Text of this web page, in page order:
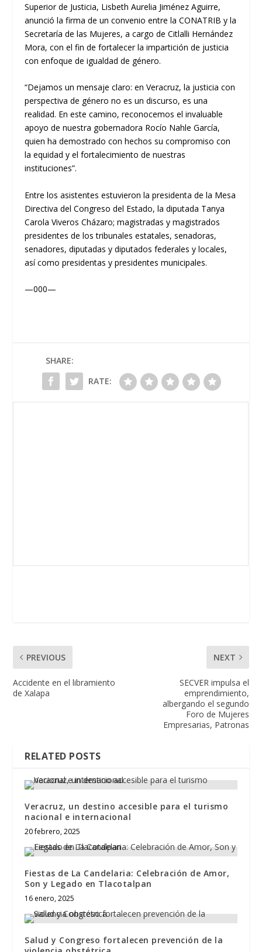
Superior de Justicia, Lisbeth Aurelia Jiménez Aguirre,
anunció la firma de un convenio entre la CONATRIB y la
Secretaría de las Mujeres, a cargo de Citlalli Hernández
Mora, con el fin de fortalecer la impartición de justicia
con enfoque de igualdad de género.
“Dejamos un mensaje claro: en Veracruz, la justicia con
perspectiva de género no es un discurso, es una
realidad. En este camino, reconocemos el invaluable
apoyo de nuestra gobernadora Rocío Nahle García,
quien ha demostrado con hechos su compromiso con
la equidad y el fortalecimiento de nuestras
instituciones”.
Entre los asistentes estuvieron la presidenta de la Mesa
Directiva del Congreso del Estado, la diputada Tanya
Carola Viveros Cházaro; magistradas y magistrados
presidentes de los tribunales estatales, senadoras,
senadores, diputadas y diputados federales y locales,
así como presidentas y presidentes municipales.
—000—
SHARE:
RATE:
PREVIOUS
Accidente en el libramiento
de Xalapa
NEXT
SECVER impulsa el
emprendimiento,
albergando el segundo
Foro de Mujeres
Empresarias, Patronas
RELATED POSTS
Veracruz, un destino accesible para el turismo
nacional e internacional
20 febrero, 2025
Fiestas de La Candelaria: Celebración de Amor,
Son y Legado en Tlacotalpan
16 enero, 2025
Salud y Congreso fortalecen prevención de la